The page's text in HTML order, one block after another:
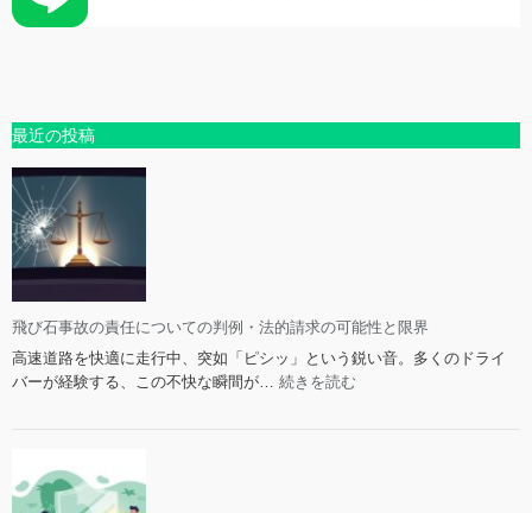
最近の投稿
飛び石事故の責任についての判例・法的請求の可能性と限界
高速道路を快適に走行中、突如「ピシッ」という鋭い音。多くのドライ
バーが経験する、この不快な瞬間が… 続きを読む